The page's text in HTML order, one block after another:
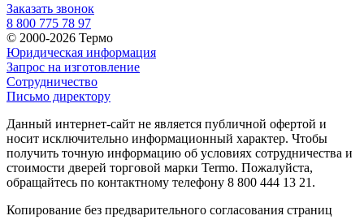
Заказать звонок
8 800 775 78 97
© 2000-2026 Термо
Юридическая информация
Запрос на изготовление
Сотрудничество
Письмо директору
Данный интернет-сайт не является публичной офертой и
носит исключительно информационный характер. Чтобы
получить точную информацию об условиях сотрудничества и
стоимости дверей торговой марки Termo. Пожалуйста,
обращайтесь по контактному телефону 8 800 444 13 21.
Копирование без предварительного согласования страниц